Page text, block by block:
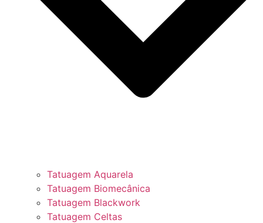
Tatuagem Aquarela
Tatuagem Biomecânica
Tatuagem Blackwork
Tatuagem Celtas